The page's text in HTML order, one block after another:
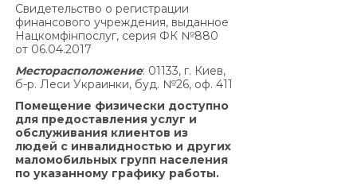
Свидетельство о регистрации
финансового учреждения, выданное
Нацкомфінпослуг, серия ФК №880
от 06.04.2017
Месторасположение: 01133, г. Киев,
б-р. Леси Украинки, буд. №26, оф. 411
Помещение физически доступно
для предоставления услуг и
обслуживания клиентов из
людей с инвалидностью и других
маломобильных групп населения
по указанному графику работы.